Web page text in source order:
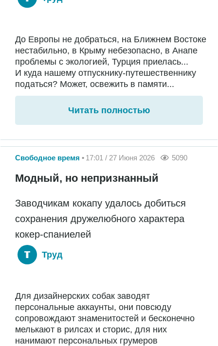
До Европы не добраться, на Ближнем Востоке
нестабильно, в Крыму небезопасно, в Анапе
проблемы с экологией, Турция приелась...
И куда нашему отпускнику-путешественнику
податься? Может, освежить в памяти...
Читать полностью
Свободное время 17:01 / 27 Июня 2026 5090
Модный, но непризнанный
Заводчикам кокапу удалось добиться
сохранения дружелюбного характера
кокер-спаниелей
Труд
Для дизайнерских собак заводят
персональные аккаунты, они повсюду
сопровождают знаменитостей и бесконечно
мелькают в рилсах и сторис, для них
нанимают персональных грумеров